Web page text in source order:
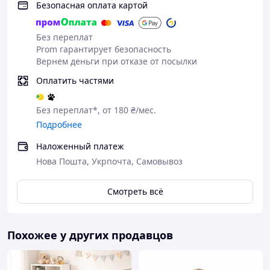
Можно превратить в сухой бассейн
добавьте пластиковые шарики
Комплектация
Сложный детский манеж - 1 шт
Габариты упаковки
Длина
Ширина: 28 см
Высота: 16 см
Безопасная оплата картой
Без переплат
Prom гарантирует безопасность
Вернем деньги при отказе от посылки
Оплатить частями
Без переплат*, от 180 ₴/мес.
Подробнее
Наложенный платеж
Нова Пошта, Укрпочта, Самовывоз
Смотреть всё
Похожее у других продавцов